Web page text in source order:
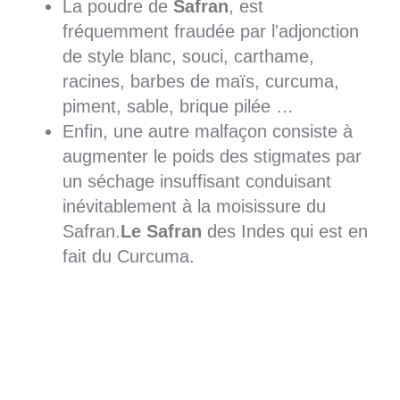
La poudre de Safran, est
fréquemment fraudée par l'adjonction
de style blanc, souci, carthame,
racines, barbes de maïs, curcuma,
piment, sable, brique pilée …
Enfin, une autre malfaçon consiste à
augmenter le poids des stigmates par
un séchage insuffisant conduisant
inévitablement à la moisissure du
Safran.Le Safran des Indes qui est en
fait du Curcuma.